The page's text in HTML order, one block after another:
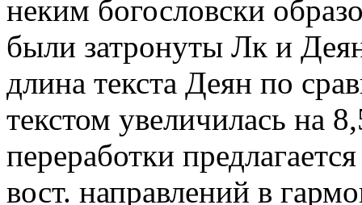
неким богословcки
были затронуты Лк и
длина текста Деян по
текстом увеличилась на
переработки
вост. направлений в